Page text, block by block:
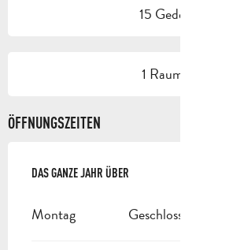
15 Gedeck(e)
1 Raum/Saal
ÖFFNUNGSZEITEN
DAS GANZE JAHR ÜBER
DAS GANZE JAHR ÜBER
Montag Geschlossen